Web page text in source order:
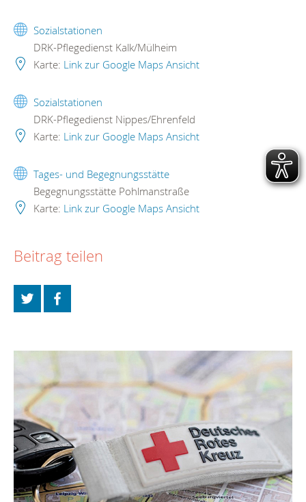
Sozialstationen
DRK-Pflegedienst Kalk/Mülheim
Karte: Link zur Google Maps Ansicht
Sozialstationen
DRK-Pflegedienst Nippes/Ehrenfeld
Karte: Link zur Google Maps Ansicht
Tages- und Begegnungsstätte
Begegnungsstätte Pohlmanstraße
Karte: Link zur Google Maps Ansicht
Beitrag teilen